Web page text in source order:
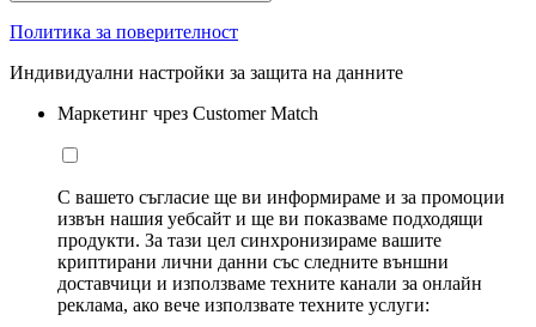
Политика за поверителност
Индивидуални настройки за защита на данните
Маркетинг чрез Customer Match
С вашето съгласие ще ви информираме и за промоции
извън нашия уебсайт и ще ви показваме подходящи
продукти. За тази цел синхронизираме вашите
криптирани лични данни със следните външни
доставчици и използваме техните канали за онлайн
реклама, ако вече използвате техните услуги: